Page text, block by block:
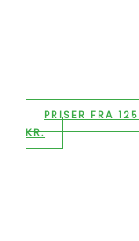
PRISER FRA 125
KR.